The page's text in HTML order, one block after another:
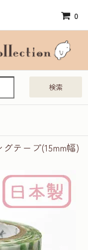
0
検索
テープ(15mm幅)